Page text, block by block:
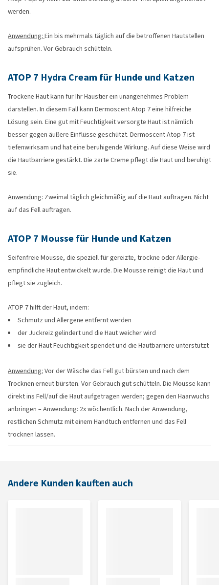
werden.
Anwendung: Ein bis mehrmals täglich auf die betroffenen Hautstellen
aufsprühen. Vor Gebrauch schütteln.
ATOP 7 Hydra Cream für Hunde und Katzen
Trockene Haut kann für Ihr Haustier ein unangenehmes Problem
darstellen. In diesem Fall kann Dermoscent Atop 7 eine hilfreiche
Lösung sein. Eine gut mit Feuchtigkeit versorgte Haut ist nämlich
besser gegen äußere Einflüsse geschützt. Dermoscent Atop 7 ist
tiefenwirksam und hat eine beruhigende Wirkung. Auf diese Weise wird
die Hautbarriere gestärkt. Die zarte Creme pflegt die Haut und beruhigt
sie.
Anwendung: Zweimal täglich gleichmäßig auf die Haut auftragen. Nicht
auf das Fell auftragen.
ATOP 7 Mousse für Hunde und Katzen
Seifenfreie Mousse, die speziell für gereizte, trockne oder Allergie-
empfindliche Haut entwickelt wurde. Die Mousse reinigt die Haut und
pflegt sie zugleich.
ATOP 7 hilft der Haut, indem:
Schmutz und Allergene entfernt werden
der Juckreiz gelindert und die Haut weicher wird
sie der Haut Feuchtigkeit spendet und die Hautbarriere unterstützt
Anwendung: Vor der Wäsche das Fell gut bürsten und nach dem
Trocknen erneut bürsten. Vor Gebrauch gut schütteln. Die Mousse kann
direkt ins Fell/auf die Haut aufgetragen werden; gegen den Haarwuchs
anbringen – Anwendung: 2x wöchentlich. Nach der Anwendung,
restlichen Schmutz mit einem Handtuch entfernen und das Fell
trocknen lassen.
Andere Kunden kauften auch